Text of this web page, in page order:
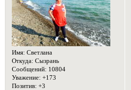
Имя: Светлана
Откуда: Сызрань
Сообщений: 10804
Уважение: +173
Позитив: +3